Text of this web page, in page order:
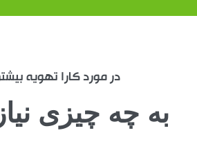
در مورد کارا تهویه
به چه چیزی